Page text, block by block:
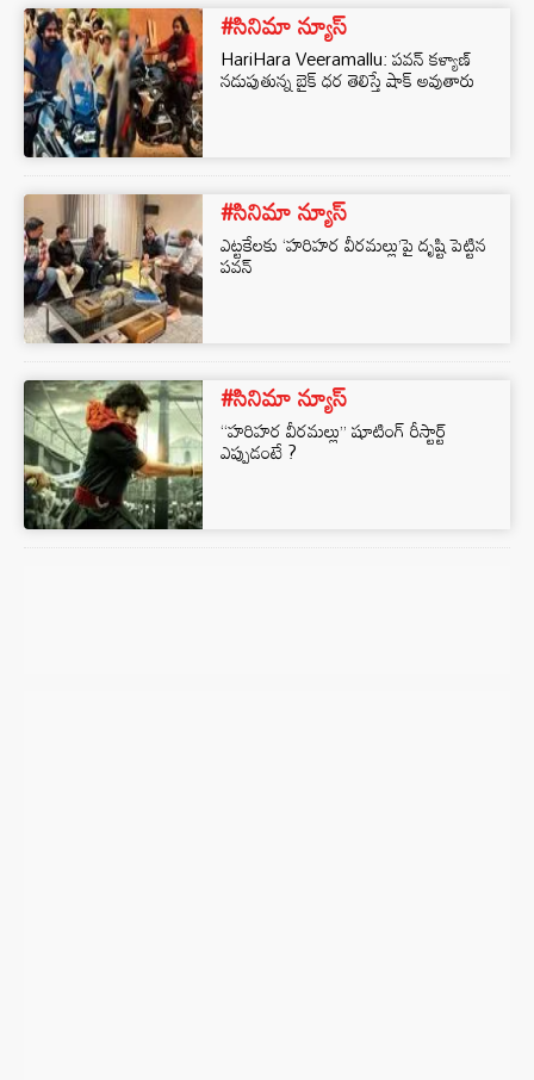
#సినిమా న్యూస్
HariHara Veeramallu: పవన్ కళ్యాణ్
నడుపుతున్న బైక్ ధర తెలిస్తే షాక్ అవుతారు
#సినిమా న్యూస్
ఎట్టకేలకు ‘హరిహర వీరమల్లు’పై దృష్టి పెట్టిన
పవన్
#సినిమా న్యూస్
“హరిహర వీరమల్లు” షూటింగ్ రీస్టార్ట్
ఎప్పుడంటే ?